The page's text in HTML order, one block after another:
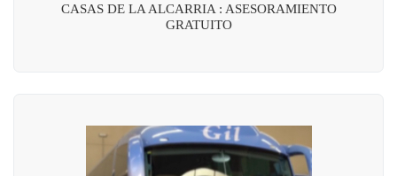
CASAS DE LA ALCARRIA : ASESORAMIENTO
GRATUITO